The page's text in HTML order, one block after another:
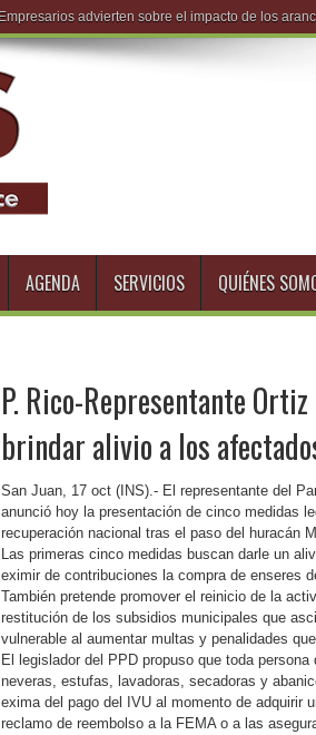
AGENDA SERVICIOS QUIÉNES
P. Rico-Representante
brindar alivio a los
San Juan, 17 oct (INS).- El representante del
anunció hoy la presentación de cinco medidas
recuperación nacional tras el paso del huracán
Las primeras cinco medidas buscan darle un
eximir de contribuciones la compra de enseres
También pretende promover el reinicio de la
restitución de los subsidios municipales que
vulnerable al aumentar multas y penalidades
El legislador del PPD propuso que toda
neveras, estufas, lavadoras, secadoras y
exima del pago del IVU al momento de adquirir
reclamo de reembolso a la FEMA o a las